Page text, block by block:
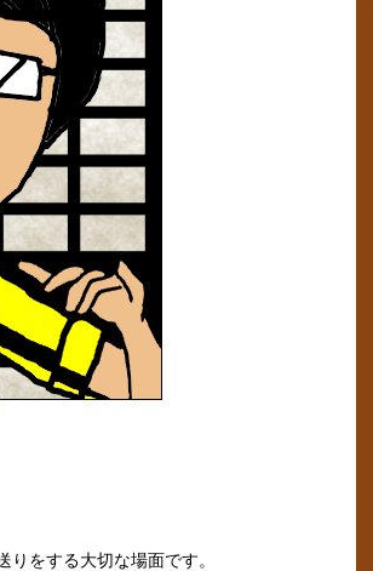
をする大切な場面です。